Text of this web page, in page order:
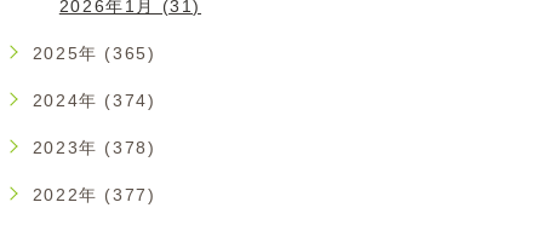
2026年1月 (31)
2025年 (365)
2024年 (374)
2023年 (378)
2022年 (377)